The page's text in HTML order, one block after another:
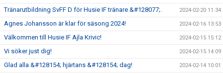
Tränarutbildning SvFF D för Husie IF tränare &#128077;. 2024-02-20 11:34
Agnes Johansson är klar för säsong 2024! 2024-02-16 13:53
Välkommen till Husie IF Ajla Krivic! 2024-02-15 15:12
Vi söker just dig! 2024-02-15 14:09
Glad alla &#128154; hjärtans &#128154; dag! 2024-02-14 10:01